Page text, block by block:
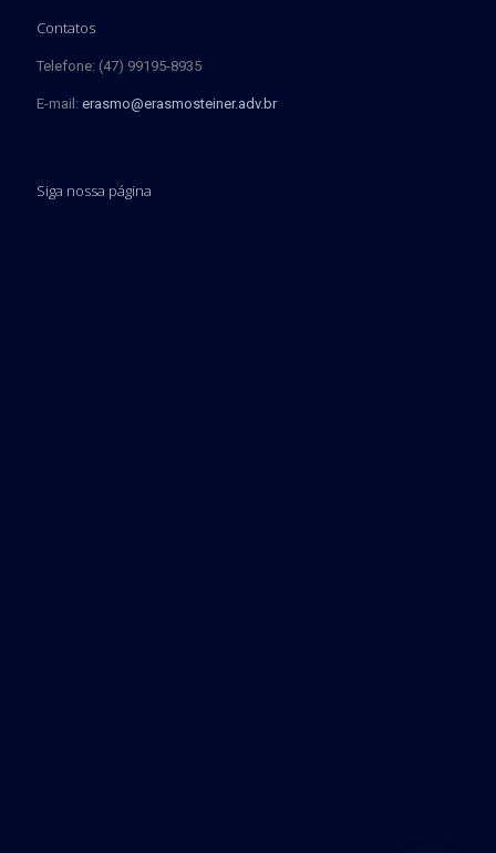
Contatos
Telefone: (47) 99195-8935
E-mail: erasmo@erasmosteiner.adv.br
Siga nossa página